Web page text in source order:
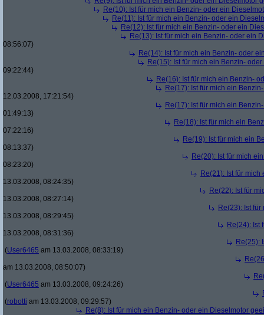
Re(10): Ist für mich ein Benzin- oder ein
Re(11): Ist für mich ein Benzin- oder ein
Re(12): Ist für mich ein Benzin- oder ein
Re(13): Ist für mich ein Benzin- oder ein
08:56:07)
Re(14): Ist für mich ein Benzin- oder
Re(15): Ist für mich ein Benzin-
09:22:44)
Re(16): Ist für mich ein Benzin-
Re(17): Ist für mich ein
12.03.2008, 17:21:54)
Re(17): Ist für mich ein
01:49:13)
Re(18): Ist für mich ein
07:22:16)
Re(19): Ist für mich ein
08:13:37)
Re(20): Ist für mich
08:23:20)
Re(21): Ist für
13.03.2008, 08:24:35)
Re(22): Ist für
13.03.2008, 08:27:14)
Re(23): Ist
13.03.2008, 08:29:45)
Re(24): Ist
13.03.2008, 08:31:36)
Re(25):
(User6465 am 13.03.2008, 08:33:19)
am 13.03.2008, 08:50:07)
(User6465 am 13.03.2008, 09:24:26)
(robotti am 13.03.2008, 09:29:57)
Re(8): Ist für mich ein Benzin- oder ein Dieselmotor